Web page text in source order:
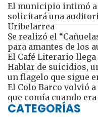
El municipio intimó a
solicitará una
Uribelarrea
Se realizó el
para amantes de los
El Café Literario
Hablar de suicidios,
un flagelo que sigue
El Colo Barco volvió
que comía cuando
CATEGORÍAS